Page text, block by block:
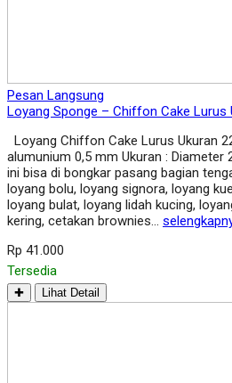
Pesan Langsung
Loyang Sponge – Chiffon Cake Lurus
Loyang Chiffon Cake Lurus Ukuran
alumunium 0,5 mm Ukuran : Diameter
ini bisa di bongkar pasang bagian
loyang bolu, loyang signora, loyang
loyang bulat, loyang lidah kucing,
kering, cetakan brownies…
Rp 41.000
Tersedia
✚ Lihat Detail